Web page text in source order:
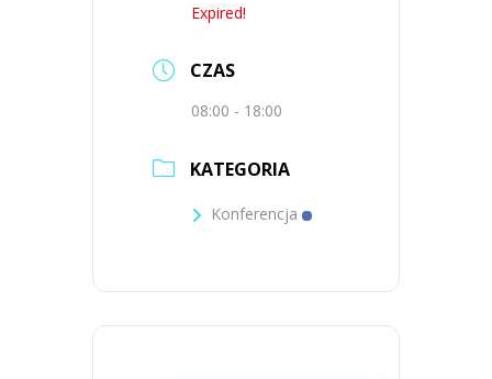
Expired!
CZAS
08:00 - 18:00
KATEGORIA
Konferencja